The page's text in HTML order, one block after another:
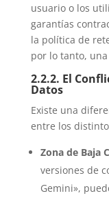
usuario o los
garantías
la política de
por lo tanto,
2.2.2. El
Datos
Existe una
entre los
Zona de Baja
versiones de
Gemini»,